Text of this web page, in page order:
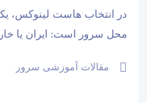
ایران و خارج
در انتخاب هاست لینوکس،
محل سرور است: ایران یا
شما تأثیر بگذارد. در این
مقالات آموزشی سرور